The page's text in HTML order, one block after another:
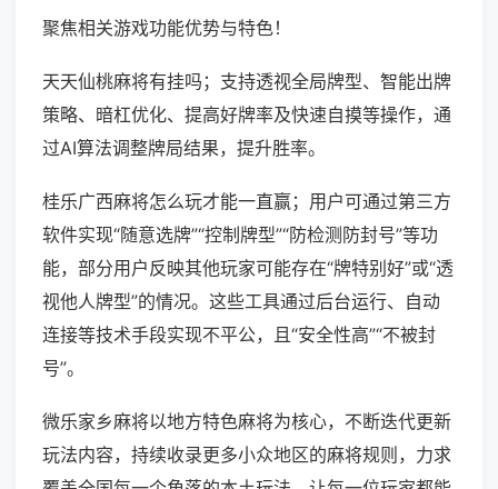
聚焦相关游戏功能优势与特色！
天天仙桃麻将有挂吗；支持透视全局牌型、智能出牌
策略、暗杠优化、提高好牌率及快速自摸等操作，通
过AI算法调整牌局结果，提升胜率。
桂乐广西麻将怎么玩才能一直赢；用户可通过第三方
软件实现“随意选牌”“控制牌型”“防检测防封号”等功
能，部分用户反映其他玩家可能存在“牌特别好”或“透
视他人牌型”的情况。这些工具通过后台运行、自动
连接等技术手段实现不平公，且“安全性高”“不被封
号”。
微乐家乡麻将以地方特色麻将为核心，不断迭代更新
玩法内容，持续收录更多小众地区的麻将规则，力求